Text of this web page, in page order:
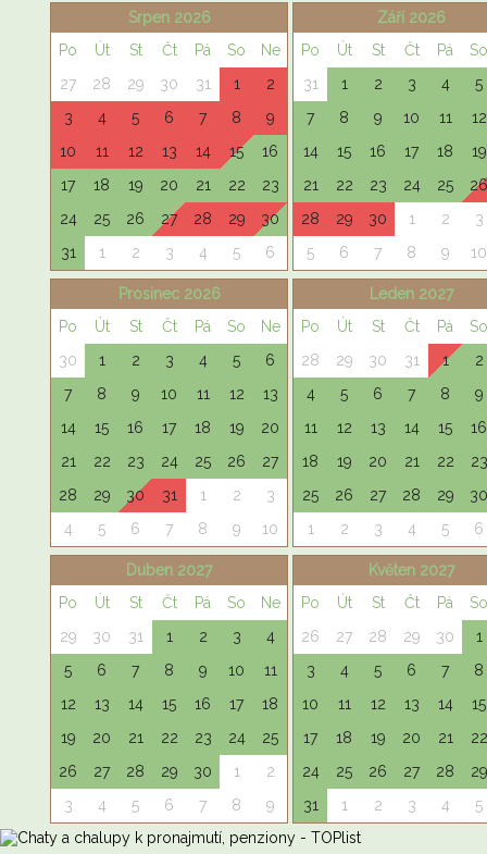
Srpen 2026
Po
Út St Čt Pá So
Ne
27
28 29 30 31 1
2
3
4 5 6 7 8
9
10
11 12 13 14 15
16
17
18 19 20 21 22
23
24
25 26 27 28 29
30
31
1 2 3 4 5 6
Září 2026
Po
Út St Čt Pá
So
31
1 2 3 4
5
7
8 9 10 11
12
14
15 16 17 18
19
21
22 23 24 25
26
28
29 30 1 2
3
5
6 7 8 9 10
Prosinec 2026
Po
Út St Čt Pá So
Ne
30
1 2 3 4 5
6
7
8 9 10 11 12
13
14
15 16 17 18 19
20
21
22 23 24 25 26
27
28
29 30 31 1 2
3
4
5 6 7 8 9 10
Leden 2027
Po
Út St Čt Pá
So
28
29 30 31 1
2
4
5 6 7 8
9
11
12 13 14 15
16
18
19 20 21 22
23
25
26 27 28 29
30
1
2 3 4 5 6
Duben 2027
Po
Út St Čt Pá So
Ne
29
30 31 1 2 3
4
5
6 7 8 9 10
11
12
13 14 15 16 17
18
19
20 21 22 23 24
25
26
27 28 29 30 1
2
3
4 5 6 7 8 9
Květen 2027
Po
Út St Čt Pá
So
26
27 28 29 30
1
3
4 5 6 7
8
10
11 12 13 14
15
17
18 19 20 21
22
24
25 26 27 28
29
31
1 2 3 4 5